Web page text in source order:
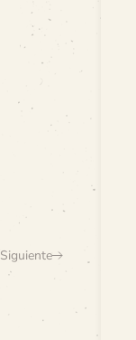
Siguiente